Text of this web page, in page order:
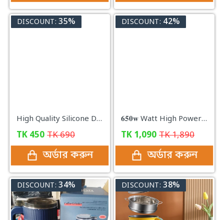
DISCOUNT: 35%
High Quality Silicone Dish Washing Kitchen Hand Gloves
TK 450 TK690
অর্ডার করুন
DISCOUNT: 42%
𝟔𝟓𝟎𝐰 Watt High Power Grinder Machine ১০০% কার্যকরী প্রোডাক্ট
TK 1,090 TK1,890
অর্ডার করুন
DISCOUNT: 34% DISCOUNT: 38%